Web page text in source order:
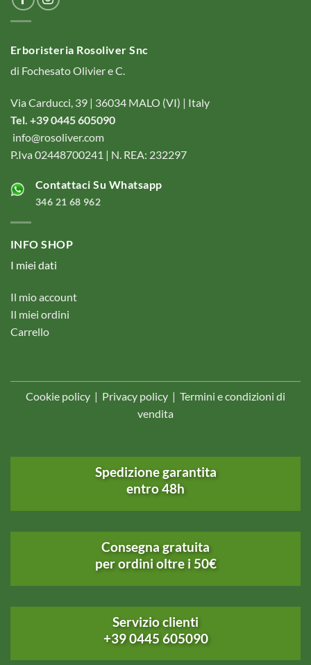
Erboristeria Rosoliver Snc
di Fochesato Olivier e C.
Via Carducci, 39 | 36034 MALO (VI) | Italy
Tel. +39 0445 605090
info@rosoliver.com
P.Iva 02448700241 | N. REA: 232297
Contattaci Su Whatsapp
346 21 68 962
INFO SHOP
I miei dati
Il mio account
Il miei ordini
Carrello
Cookie policy | Privacy policy | Termini e condizioni di
vendita
Spedizione garantita
entro 48h
Consegna gratuita
per ordini oltre i 50€
Servizio clienti
+39 0445 605090